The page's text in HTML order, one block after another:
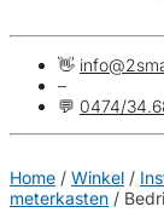
👋
–
💬 0474/
Home / Winkel /
meterkasten /